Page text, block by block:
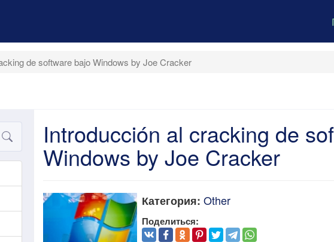
de software bajo Windows by Joe Cracker
Introducción al cracking de
Windows by Joe Cracker
Категория: Other
Поделиться: